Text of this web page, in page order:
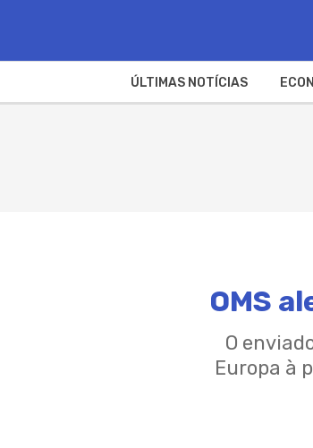
ÚLTIMAS NOTÍCIAS
OMS
O
Europa à